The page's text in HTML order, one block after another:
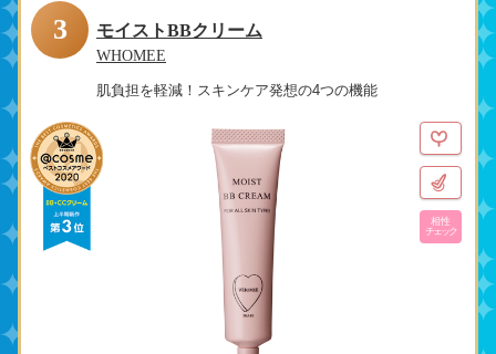
3 モイストBBクリーム
WHOMEE
肌負担を軽減！スキンケア発想の4つの機能
相性
チェック